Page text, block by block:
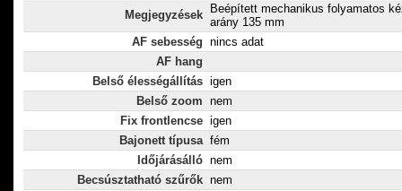
Megjegyzések
Beépített mechanikus folyamatos
arány 135 mm
AF sebesség nincs adat
AF hang
Belső élességállítás igen
Belső zoom nem
Fix frontlencse igen
Bajonett típusa fém
Időjárásálló nem
Becsúsztatható szűrők nem